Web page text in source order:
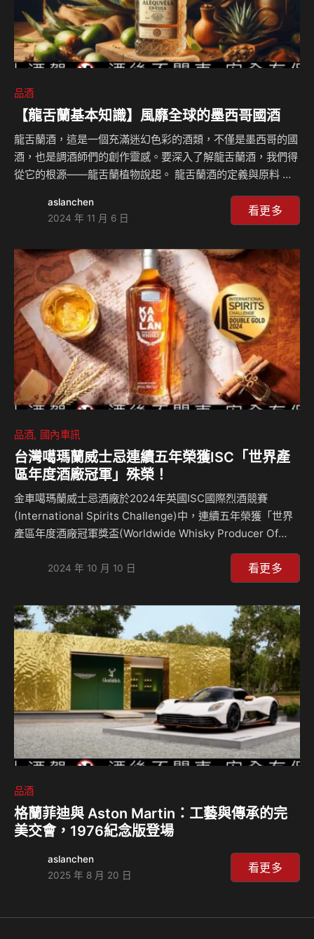
品酒
【龍舌蘭基本知識】風靡全球的墨西哥國酒
龍舌蘭酒，這是一個充滿迷幻色彩的酒類，不僅是墨西哥的國
酒，也是調酒師們的創作靈感。要深入了解龍舌蘭酒，我們得
從它的根源——龍舌蘭植物說起。 龍舌蘭酒的定義與原料 龍
狹義上則特指其中最有名的Tequila。 龍舌蘭植物：龍舌蘭屬
植物是一種多年生多肉植物，外型有點像蘆薈。它的核心部
龍舌蘭酒會選用不同的龍舌蘭品種。其中，只有藍色龍舌蘭
（Blue Agave）釀造出來的，才能被稱為Tequila。 龍舌蘭酒
的製作過程 收割龍舌蘭心：當龍舌蘭心成熟後，農夫會將它
挖出來。烘烤：龍舌蘭心會被放在窯中烘…
aslanchen
2024 年 11 月 6 日
看更多
品酒 國內車訊
台灣噶瑪蘭威士忌連續五年榮獲ISC「世界產
區年度酒廠冠軍」殊榮！
金車噶瑪蘭威士忌酒廠於2024年英國ISC國際烈酒競賽
(International Spirits Challenge)中，連續五年榮獲「世界
產區年度酒廠冠軍獎盃(Worldwide Whisky Producer Of
The Year Trophy)」殊榮，同時以「噶瑪蘭經典單一麥芽威
士忌」獲雙金牌，更另以多項酒款大舉奪金，共榮獲1面雙金
牌及11面金牌，深受評審肯定。金車噶瑪蘭堅守品質第一與突
破創新精神，屢獲世界各大專業烈酒競賽獎項，至今已累計獲
頒903面國際競賽金牌，這一系列的榮譽，確立了噶瑪蘭於全
球威士忌的傑出地位，未來仍將持續努力，將台灣的優質威士
忌推向世界。 金車噶瑪蘭自2005年…
2024 年 10 月 10 日 看更多
品酒
格蘭菲迪與 Aston Martin：工藝與傳承的完
美交會，1976紀念版登場
aslanchen
2025 年 8 月 20 日
看更多